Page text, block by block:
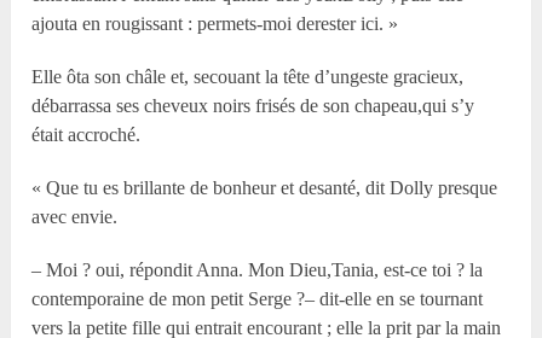
ajouta en rougissant : permets-moi derester ici. »
Elle ôta son châle et, secouant la tête d’ungeste gracieux,
débarrassa ses cheveux noirs frisés de son chapeau,qui s’y
était accroché.
« Que tu es brillante de bonheur et desanté, dit Dolly presque
avec envie.
– Moi ? oui, répondit Anna. Mon Dieu,Tania, est-ce toi ? la
contemporaine de mon petit Serge ?– dit-elle en se tournant
vers la petite fille qui entrait encourant ; elle la prit par la main